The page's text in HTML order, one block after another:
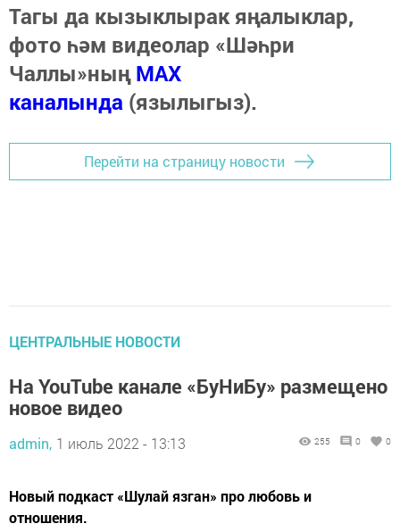
Тагы да кызыклырак яңалыклар,
фото һәм видеолар «Шәһри
Чаллы»ныңMAX
каналында (язылыгыз).
Перейти на страницу новости
ЦЕНТРАЛЬНЫЕ НОВОСТИ
На YouTube канале «БуНиБу» размещено
новое видео
admin, 1 июль 2022 - 13:13 255 0 0
Новый подкаст «Шулай язган» про любовь и
отношения.